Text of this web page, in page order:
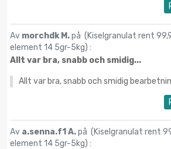
Av morchdk M.på (Kiselgranulat rent
element 14 5gr-5kg) :
Allt var bra, snabb och smidig...
Allt var bra, snabb och smidig
Av a.senna.f1 A.på (Kiselgranulat rent
element 14 5gr-5kg) :